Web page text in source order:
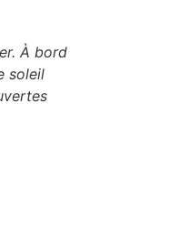
À bord
soleil